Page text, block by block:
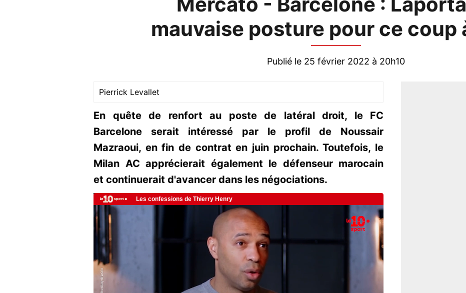
mauvaise posture pour ce coup
Publié le 25 février 2022 à 20h10
Pierrick Levallet
En quête de renfort au poste de latéral droit, le FC
Barcelone serait intéressé par le profil de Noussair
Mazraoui, en fin de contrat en juin prochain. Toutefois, le
Milan AC apprécierait également le défenseur marocain
et continuerait d'avancer dans les négociations.